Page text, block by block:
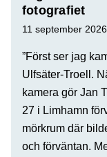
fotografiet
11 september 2026
”Först ser jag
Ulfsäter-Troell.
kamera gör Jan
27 i Limhamn
mörkrum där
och förväntan.